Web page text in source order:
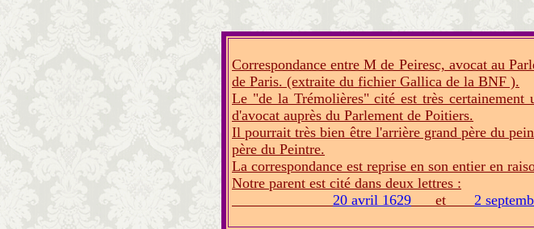
Correspondance entre M de Peiresc, avocat au
de Paris. (extraite du fichier Gallica de la BNF ).
Le "de la Trémolières" cité est très
d'avocat auprès du Parlement de Poitiers.
Il pourrait très bien être l'arrière grand père du
père du Peintre.
La correspondance est reprise en son entier en
Notre parent est cité dans deux lettres :
20 avril 1629 et 2